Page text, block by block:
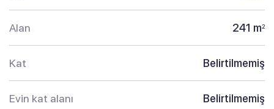
Alan 241 m2
Kat Belirtilmemiş
Evin kat alanı Belirtilmemiş